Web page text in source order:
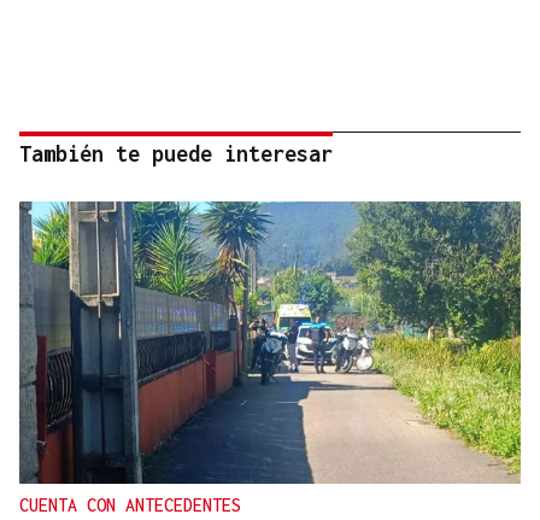
También te puede interesar
CUENTA CON ANTECEDENTES